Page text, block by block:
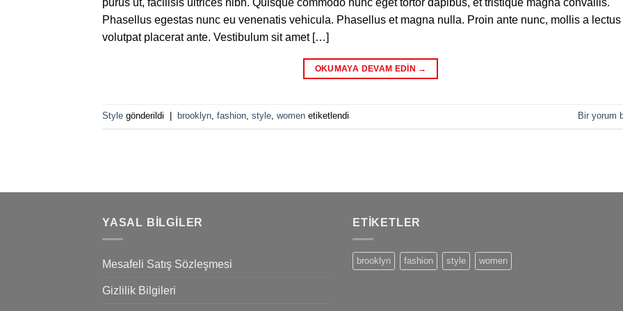
Phasellus egestas nunc eu venenatis vehicula. Phasellus et magna nulla. Proin ante nunc, mollis a lectus
volutpat placerat ante. Vestibulum sit amet […]
OKUMAYA DEVAM EDIN →
Style gönderildi brooklyn, fashion, style, women etiketlendi Bir yorum
YASAL BILGILER
Mesafeli Satış Sözleşmesi
Gizlilik Bilgileri
ETIKETLER
brooklyn fashion style women